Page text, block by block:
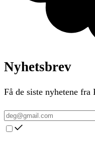
Nyhetsbrev
Få de siste nyhetene